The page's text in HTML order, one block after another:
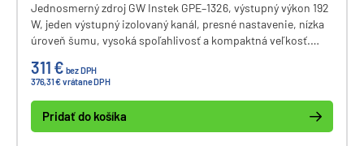
Jednosmerný zdroj GW Instek GPE–1326, výstupný výkon 192
W, jeden výstupný izolovaný kanál, presné nastavenie, nízka
úroveň šumu, vysoká spoľahlivosť a kompaktná veľkosť.
311 € bez DPH
376,31 € vrátane DPH
Pridať do košíka